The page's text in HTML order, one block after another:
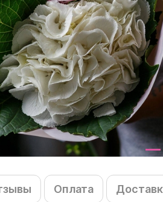
Оплата